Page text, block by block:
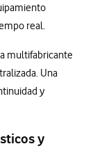
real.
multifabricante
Una
y
y